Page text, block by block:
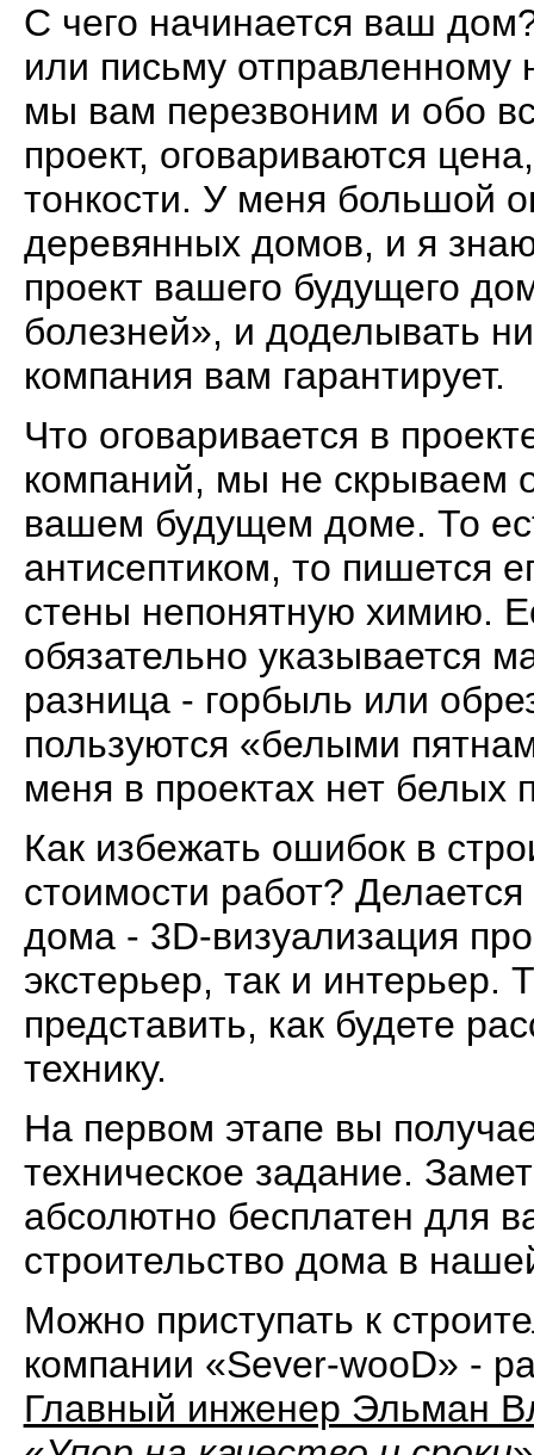
С чего начинается ваш
или письму
мы вам перезвоним и обо
проект, оговариваются
тонкости. У меня большой
деревянных домов, и я
проект вашего будущего
болезней», и доделывать
компания вам гарантирует.
Что оговаривается в
компаний, мы не скрываем
вашем будущем доме. То
антисептиком, то пишется
стены непонятную химию.
обязательно указывается
разница - горбыль или
пользуются «белыми
меня в проектах нет белых
Как избежать ошибок в
стоимости работ?
дома - 3D-визуализация
экстерьер, так и интерьер.
представить, как будете
технику.
На первом этапе вы
техническое задание.
абсолютно бесплатен для
строительство дома в
Можно приступать к
компании «Sever-wooD» -
Главный инженер Эльман